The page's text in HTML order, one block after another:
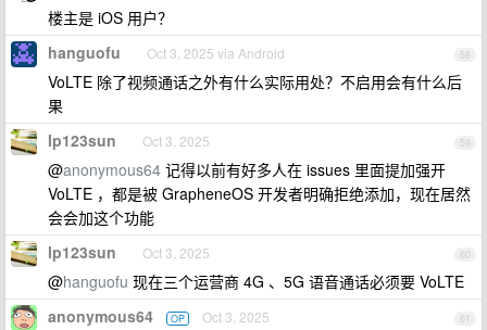
楼主是 iOS 用户？
58
hanguofu Oct 3, 2025 via Android
VoLTE 除了视频通话之外有什么实际用处？不启用会有什么后
果
59
lp123sun Oct 3, 2025
@anonymous64 记得以前有好多人在 issues 里面提加强开
VoLTE ，都是被 GrapheneOS 开发者明确拒绝添加，现在居然
会会加这个功能
60
lp123sun Oct 3, 2025
@hanguofu 现在三个运营商 4G 、5G 语音通话必须要 VoLTE
61
anonymous64 OP Oct 3, 2025